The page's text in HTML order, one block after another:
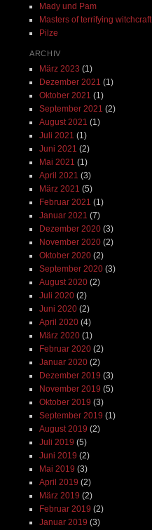
Mady und Pam
Masters of terrifying witchcraft
Pilze
ARCHIV
März 2023 (1)
Dezember 2021 (1)
Oktober 2021 (1)
September 2021 (2)
August 2021 (1)
Juli 2021 (1)
Juni 2021 (2)
Mai 2021 (1)
April 2021 (3)
März 2021 (5)
Februar 2021 (1)
Januar 2021 (7)
Dezember 2020(3)
November 2020(2)
Oktober 2020(2)
September 2020(3)
August 2020(2)
Juli 2020(2)
Juni 2020(2)
April 2020(4)
März 2020(1)
Februar 2020(2)
Januar 2020(2)
Dezember 2019 (3)
November 2019 (5)
Oktober 2019 (3)
September 2019 (1)
August 2019 (2)
Juli 2019 (5)
Juni 2019 (2)
Mai 2019 (3)
April 2019 (2)
März 2019 (2)
Februar 2019 (2)
Januar 2019 (3)